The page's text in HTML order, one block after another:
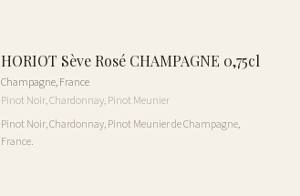
HORIOT Sève Rosé CHAMPAGNE 0,75cl
Champagne,France
Pinot Noir, Chardonnay, Pinot Meunier
Pinot Noir, Chardonnay, Pinot Meunier de Champagne,
France.